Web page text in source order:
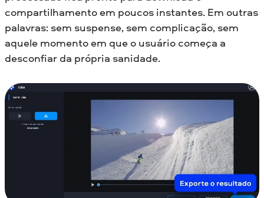
compartilhamento em poucos instantes. Em outras
palavras: sem suspense, sem complicação, sem
aquele momento em que o usuário começa a
desconfiar da própria sanidade.